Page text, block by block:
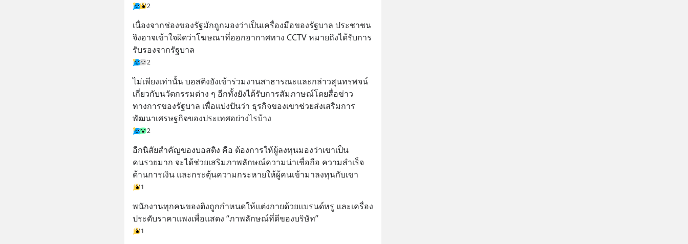
2
เนื่องจากช่องของรัฐมักถูกมองว่าเป็นเครื่องมือของรัฐบาล ประชาชน
จึงอาจเข้าใจผิดว่าโฆษณาที่ออกอากาศทาง CCTV หมายถึงได้รับการ
รับรองจากรัฐบาล
2
ไม่เพียงเท่านั้น บอสติงยังเข้าร่วมงานสาธารณะและกล่าวสุนทรพจน์
เกี่ยวกับนวัตกรรมต่าง ๆ อีกทั้งยังได้รับการสัมภาษณ์โดยสื่อข่าว
ทางการของรัฐบาล เพื่อแบ่งปันว่า ธุรกิจของเขาช่วยส่งเสริมการ
พัฒนาเศรษฐกิจของประเทศอย่างไรบ้าง
2
อีกนิสัยสำคัญของบอสติง คือ ต้องการให้ผู้ลงทุนมองว่าเขาเป็น
คนรวยมาก จะได้ช่วยเสริมภาพลักษณ์ความน่าเชื่อถือ ความสำเร็จ
ด้านการเงิน และกระตุ้นความกระหายให้ผู้คนเข้ามาลงทุนกับเขา
1
พนักงานทุกคนของติงถูกกำหนดให้แต่งกายด้วยแบรนด์หรู และเครื่อง
ประดับราคาแพงเพื่อแสดง “ภาพลักษณ์ที่ดีของบริษัท”
1